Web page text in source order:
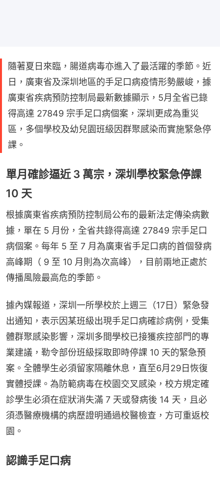
隨著夏日來臨，腸道病毒亦進入了最活躍的季節。近
日，廣東省及深圳地區的手足口病疫情形勢嚴峻，據
廣東省疾病預防控制局最新數據顯示，5月全省已錄
得高達 27849 宗手足口病個案，深圳更成為重災
區，多個學校及幼兒園班級因群聚感染而實施緊急停
課。
單月確診逼近 3 萬宗，深圳學校緊急停課
10 天
根據廣東省疾病預防控制局公布的最新法定傳染病數
據，單在 5 月份，全省共錄得高達 27849 宗手足口
病個案。每年 5 至 7 月為廣東省手足口病的首個發病
高峰期（ 9 至 10 月則為次高峰），目前兩地正處於
傳播風險最高危的季節。
據內媒報道，深圳一所學校於上週三（17日）緊急發
出通知，表示因某班級出現手足口病確診病例，受集
體群聚感染影響，深圳多間學校已接獲疾控部門的專
業建議，勒令部份班級採取即時停課 10 天的緊急預
案。全體學生必須留家隔離休息，直至6月29日恢復
實體授課。為防範病毒在校園交叉感染，校方規定確
診學生必須在症狀消失滿 7 天或發病後 14 天，且必
須憑醫療機構的病歷證明通過校醫檢查，方可重返校
園。
認識手足口病